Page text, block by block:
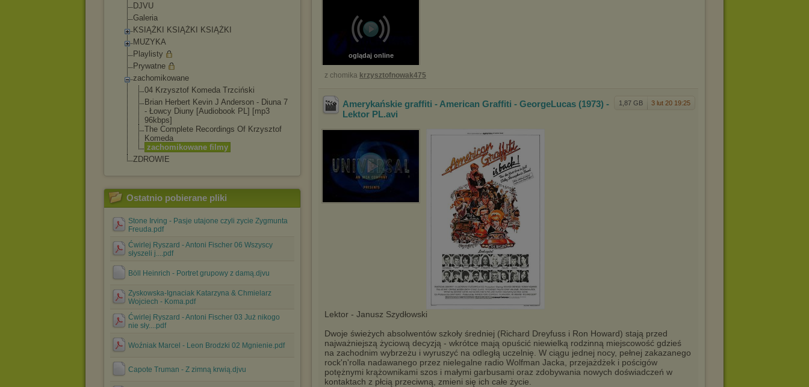
DJVU
Galeria
KSIĄŻKI KSIĄŻKI KSIĄŻKI
MUZYKA
Playlisty
Prywatne
zachomikowane
04 Krzysztof Komeda Trzciński
Brian Herbert Kevin J Anderson - Diuna 7
- Łowcy Diuny [Audiobook PL] [mp3
96kbps]
The Complete Recordings Of Krzysztof
Komeda
zachomikowane filmy
ZDROWIE
Ostatnio pobierane pliki
Stone Irving - Pasje utajone czyli zycie Zygmunta
Freuda.pdf
Ćwirlej Ryszard - Antoni Fischer 06 Wszyscy
słyszeli j....pdf
Böll Heinrich - Portret grupowy z damą.djvu
Zyskowska-Ignaciak Katarzyna & Chmielarz
Wojciech - Koma.pdf
Ćwirlej Ryszard - Antoni Fischer 03 Już nikogo
nie sły....pdf
Woźniak Marcel - Leon Brodzki 02 Mgnienie.pdf
Capote Truman - Z zimną krwią.djvu
oglądaj online
z chomika krzysztofnowak475
1,87 GB 3 lut 20 19:25
Amerykańskie graffiti - American Graffiti - GeorgeLucas (1973) -
Lektor PL.avi
Lektor - Janusz Szydłowski
Dwoje świeżych absolwentów szkoły średniej (Richard Dreyfuss i Ron Howard) stają przed
najważniejszą życiową decyzją - wkrótce mają opuścić niewielką rodzinną miejscowość gdzieś
na zachodnim wybrzeżu i wyruszyć na odległą uczelnię. W ciągu jednej nocy, pełnej zakazanego
rock'n'rolla nadawanego przez nielegalne radio Wolfman Jacka, przejażdżek i pościgów
potężnymi krążownikami szos i małymi garbusami oraz zdobywania nowych doświadczeń w
kontaktach z płcią przeciwną, zmieni się ich całe życie.